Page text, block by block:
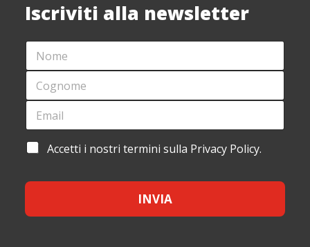
Iscriviti alla newsletter
N
M
*
C
G
O
E
E
A
I
L
O
O
E
A
I
L
A
E
T
Accetti i nostri termini sulla Privacy Policy.
INVIA